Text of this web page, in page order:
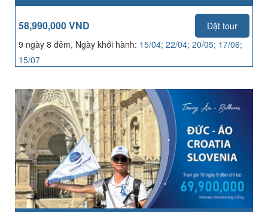
58,990,000 VND
Đặt tour
9 ngày 8 đêm, Ngày khởi hành: 15/04; 22/04; 20/05; 17/06;
15/07